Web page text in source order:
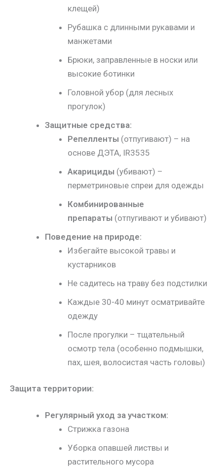
клещей)
Рубашка с длинными рукавами и
манжетами
Брюки, заправленные в носки или
высокие ботинки
Головной убор (для лесных
прогулок)
Защитные средства:
Репелленты(отпугивают) – на
основе ДЭТА, IR3535
Акарициды(убивают) –
перметриновые спреи для одежды
Комбинированные
препараты(отпугивают и убивают)
Поведение на природе:
Избегайте высокой травы и
кустарников
Не садитесь на траву без подстилки
Каждые 30-40 минут осматривайте
одежду
После прогулки – тщательный
осмотр тела (особенно подмышки,
пах, шея, волосистая часть головы)
Защита территории:
Регулярный уход за участком:
Стрижка газона
Уборка опавшей листвы и
растительного мусора